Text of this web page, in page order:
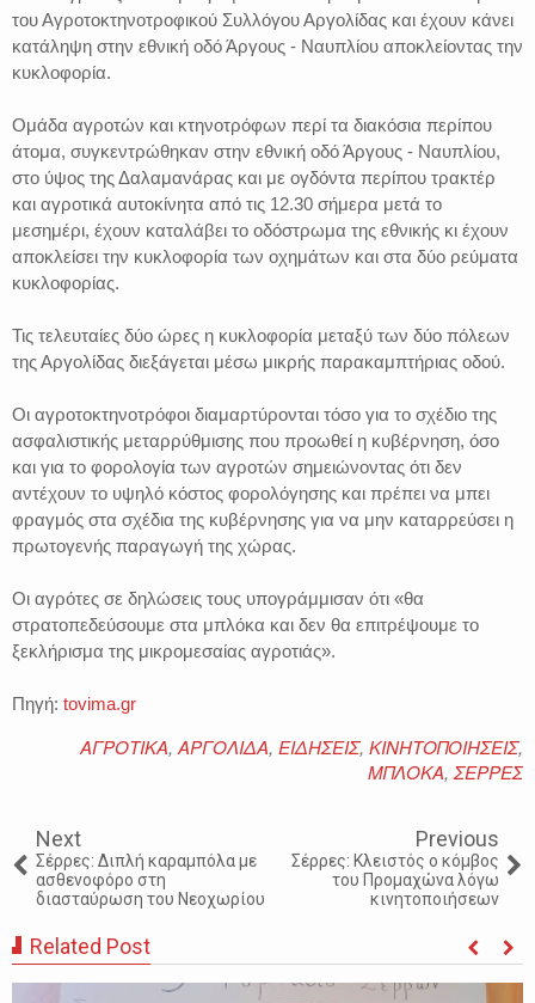
του Αγροτοκτηνοτροφικού Συλλόγου Αργολίδας και έχουν κάνει
κατάληψη στην εθνική οδό Άργους - Ναυπλίου αποκλείοντας την
κυκλοφορία.
Ομάδα αγροτών και κτηνοτρόφων περί τα διακόσια περίπου
άτομα, συγκεντρώθηκαν στην εθνική οδό Άργους - Ναυπλίου,
στο ύψος της Δαλαμανάρας και με ογδόντα περίπου τρακτέρ
και αγροτικά αυτοκίνητα από τις 12.30 σήμερα μετά το
μεσημέρι, έχουν καταλάβει το οδόστρωμα της εθνικής κι έχουν
αποκλείσει την κυκλοφορία των οχημάτων και στα δύο ρεύματα
κυκλοφορίας.
Τις τελευταίες δύο ώρες η κυκλοφορία μεταξύ των δύο πόλεων
της Αργολίδας διεξάγεται μέσω μικρής παρακαμπτήριας οδού.
Οι αγροτοκτηνοτρόφοι διαμαρτύρονται τόσο για το σχέδιο της
ασφαλιστικής μεταρρύθμισης που προωθεί η κυβέρνηση, όσο
και για το φορολογία των αγροτών σημειώνοντας ότι δεν
αντέχουν το υψηλό κόστος φορολόγησης και πρέπει να μπει
φραγμός στα σχέδια της κυβέρνησης για να μην καταρρεύσει η
πρωτογενής παραγωγή της χώρας.
Οι αγρότες σε δηλώσεις τους υπογράμμισαν ότι «θα
στρατοπεδεύσουμε στα μπλόκα και δεν θα επιτρέψουμε το
ξεκλήρισμα της μικρομεσαίας αγροτιάς».
Πηγή: tovima.gr
ΑΓΡΟΤΙΚΑ, ΑΡΓΟΛΙΔΑ, ΕΙΔΗΣΕΙΣ, ΚΙΝΗΤΟΠΟΙΗΣΕΙΣ,
ΜΠΛΟΚΑ, ΣΕΡΡΕΣ
Next
Σέρρες: Διπλή καραμπόλα με
ασθενοφόρο στη
διασταύρωση του Νεοχωρίου
Previous
Σέρρες: Κλειστός ο κόμβος
του Προμαχώνα λόγω
κινητοποιήσεων
Related Post